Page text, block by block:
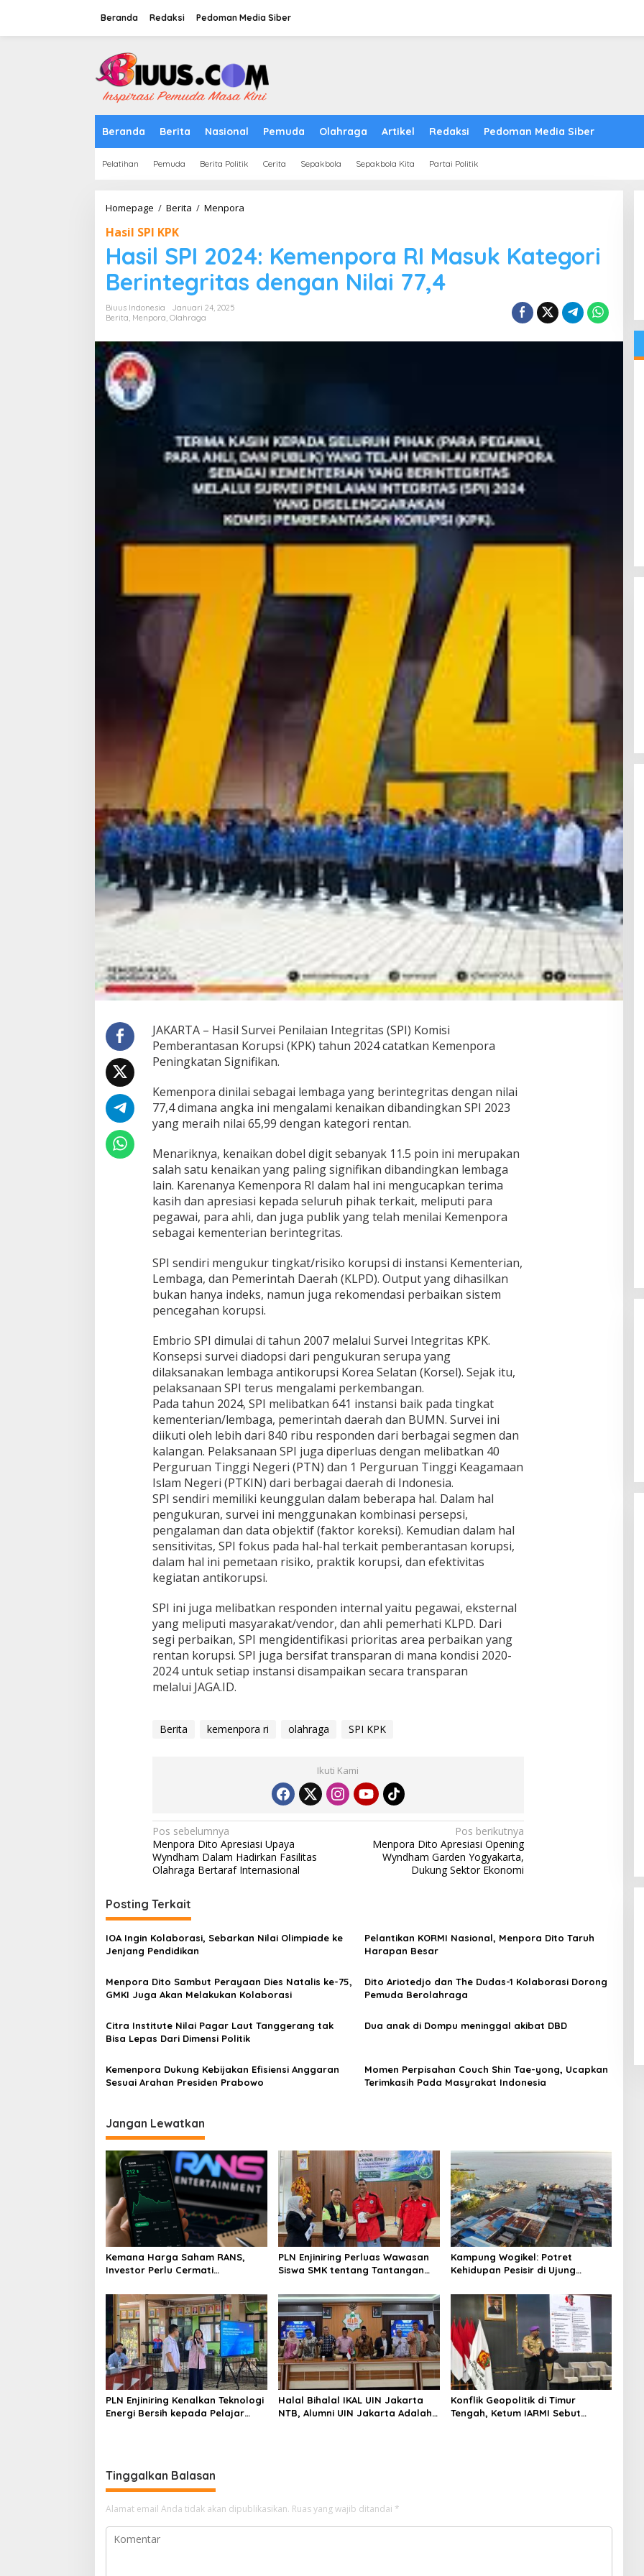
Beranda Redaksi Pedoman Media Siber
Beranda Berita Nasional Pemuda Olahraga Artikel Redaksi Pedoman Media Siber
Pelatihan Pemuda Berita Politik Cerita Sepakbola Sepakbola Kita Partai Politik
Homepage / Berita / Menpora
Kemenpora
RI
Masuk
Kategori
Berintegritas
Hasil SPI KPK
Hasil SPI 2024: Kemenpora RI Masuk Kategori
Berintegritas dengan Nilai 77,4
Biuus Indonesia
Januari 24, 2025
Berita, Menpora, Olahraga
JAKARTA – Hasil Survei Penilaian Integritas (SPI) Komisi
Pemberantasan Korupsi (KPK) tahun 2024 catatkan Kemenpora
Peningkatan Signifikan.
Kemenpora dinilai sebagai lembaga yang berintegritas dengan nilai
77,4 dimana angka ini mengalami kenaikan dibandingkan SPI 2023
yang meraih nilai 65,99 dengan kategori rentan.
Menariknya, kenaikan dobel digit sebanyak 11.5 poin ini merupakan
salah satu kenaikan yang paling signifikan dibandingkan lembaga
lain. Karenanya Kemenpora RI dalam hal ini mengucapkan terima
kasih dan apresiasi kepada seluruh pihak terkait, meliputi para
pegawai, para ahli, dan juga publik yang telah menilai Kemenpora
sebagai kementerian berintegritas.
SPI sendiri mengukur tingkat/risiko korupsi di instansi Kementerian,
Lembaga, dan Pemerintah Daerah (KLPD). Output yang dihasilkan
bukan hanya indeks, namun juga rekomendasi perbaikan sistem
pencegahan korupsi.
Embrio SPI dimulai di tahun 2007 melalui Survei Integritas KPK.
Konsepsi survei diadopsi dari pengukuran serupa yang
dilaksanakan lembaga antikorupsi Korea Selatan (Korsel). Sejak itu,
pelaksanaan SPI terus mengalami perkembangan.
Pada tahun 2024, SPI melibatkan 641 instansi baik pada tingkat
kementerian/lembaga, pemerintah daerah dan BUMN. Survei ini
diikuti oleh lebih dari 840 ribu responden dari berbagai segmen dan
kalangan. Pelaksanaan SPI juga diperluas dengan melibatkan 40
Perguruan Tinggi Negeri (PTN) dan 1 Perguruan Tinggi Keagamaan
Islam Negeri (PTKIN) dari berbagai daerah di Indonesia.
SPI sendiri memiliki keunggulan dalam beberapa hal. Dalam hal
pengukuran, survei ini menggunakan kombinasi persepsi,
pengalaman dan data objektif (faktor koreksi). Kemudian dalam hal
sensitivitas, SPI fokus pada hal-hal terkait pemberantasan korupsi,
dalam hal ini pemetaan risiko, praktik korupsi, dan efektivitas
kegiatan antikorupsi.
SPI ini juga melibatkan responden internal yaitu pegawai, eksternal
yang meliputi masyarakat/vendor, dan ahli pemerhati KLPD. Dari
segi perbaikan, SPI mengidentifikasi prioritas area perbaikan yang
rentan korupsi. SPI juga bersifat transparan di mana kondisi 2020-
2024 untuk setiap instansi disampaikan secara transparan
melalui JAGA.ID.
Berita kemenpora ri olahraga SPI KPK
Ikuti Kami
Navigasi
pos
Pos sebelumnya
Menpora Dito Apresiasi Upaya
Wyndham Dalam Hadirkan Fasilitas
Olahraga Bertaraf Internasional
Pos berikutnya
Menpora Dito Apresiasi Opening
Wyndham Garden Yogyakarta,
Dukung Sektor Ekonomi
Posting Terkait
IOA Ingin Kolaborasi, Sebarkan Nilai Olimpiade ke
Jenjang Pendidikan
Pelantikan KORMI Nasional, Menpora Dito Taruh
Harapan Besar
Menpora Dito Sambut Perayaan Dies Natalis ke-75,
GMKI Juga Akan Melakukan Kolaborasi
Dito Ariotedjo dan The Dudas-1 Kolaborasi Dorong
Pemuda Berolahraga
Citra Institute Nilai Pagar Laut Tanggerang tak
Bisa Lepas Dari Dimensi Politik
Dua anak di Dompu meninggal akibat DBD
Kemenpora Dukung Kebijakan Efisiensi Anggaran
Sesuai Arahan Presiden Prabowo
Momen Perpisahan Couch Shin Tae-yong, Ucapkan
Terimkasih Pada Masyrakat Indonesia
Jangan Lewatkan
Kemana Harga Saham RANS,
Investor Perlu Cermati
Spekulasi Berlebihan
PLN Enjiniring Perluas Wawasan
Siswa SMK tentang Tantangan
Kampung Wogikel: Potret
Kehidupan Pesisir di Ujung
Tengah Keterbatasan
PLN Enjiniring Kenalkan Teknologi
Energi Bersih kepada Pelajar
Halal Bihalal IKAL UIN Jakarta
NTB, Alumni UIN Jakarta Adalah
Konflik Geopolitik di Timur
Tengah, Ketum IARMI Sebut
Tinggalkan Balasan
Alamat email Anda tidak akan dipublikasikan. Ruas yang wajib ditandai *
Enam Pejabat Baru Resmi Dilantik
di Kejati Kepri oleh J. Devy
Sudarso
Di Berita, Politik | November 3, 2025